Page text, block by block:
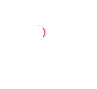
Loading